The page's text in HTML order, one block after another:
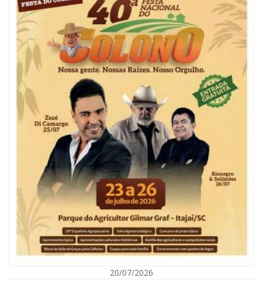
06/08/2026 | 10:04
Ação oferece testes rápidos para HIV, sífilis e hepatites nesta quinta (6) e
sexta-feira (7)
GERAL
20/07/2026